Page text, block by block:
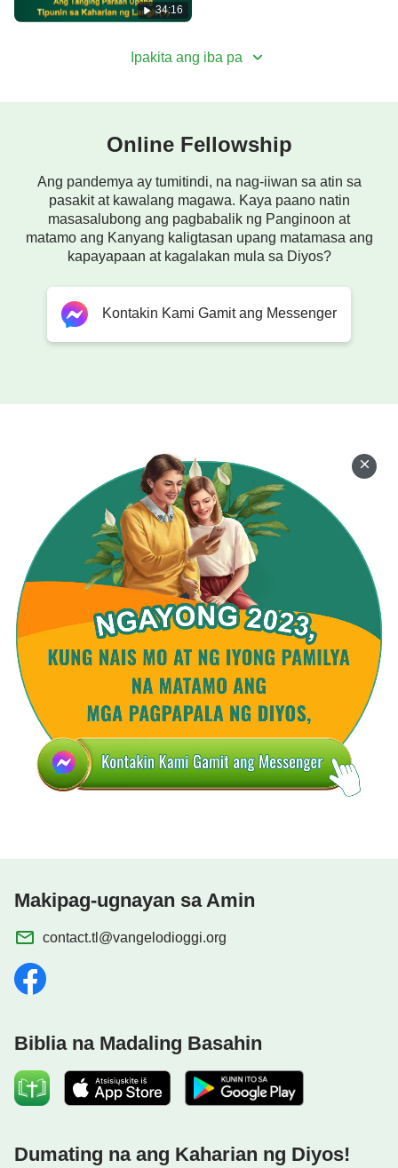
34:16
Ipakita ang iba pa
Online Fellowship
Ang pandemya ay tumitindi, na nag-iiwan sa atin sa
pasakit at kawalang magawa. Kaya paano natin
masasalubong ang pagbabalik ng Panginoon at
matamo ang Kanyang kaligtasan upang matamasa ang
kapayapaan at kagalakan mula sa Diyos?
Kontakin Kami Gamit ang Messenger
Makipag-ugnayan sa Amin
contact.tl@vangelodioggi.org
Biblia na Madaling Basahin
Dumating na ang Kaharian ng Diyos!